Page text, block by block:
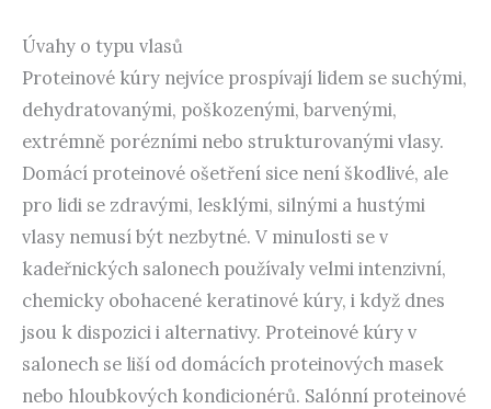
Úvahy o typu vlasů
Proteinové kúry nejvíce prospívají lidem se suchými,
dehydratovanými, poškozenými, barvenými,
extrémně porézními nebo strukturovanými vlasy.
Domácí proteinové ošetření sice není škodlivé, ale
pro lidi se zdravými, lesklými, silnými a hustými
vlasy nemusí být nezbytné. V minulosti se v
kadeřnických salonech používaly velmi intenzivní,
chemicky obohacené keratinové kúry, i když dnes
jsou k dispozici i alternativy. Proteinové kúry v
salonech se liší od domácích proteinových masek
nebo hloubkových kondicionérů. Salónní proteinové